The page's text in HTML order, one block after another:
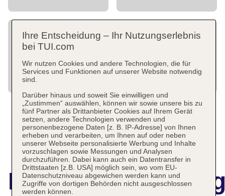
Ihre Entscheidung – Ihr Nutzungserlebnis
bei TUI.com
Wir nutzen Cookies und andere Technologien, die für
Services und Funktionen auf unserer Website notwendig
sind.
Darüber hinaus und soweit Sie einwilligen und
„Zustimmen“ auswählen, können wir sowie unsere bis zu
fünf Partner als Drittanbieter Cookies auf Ihrem Gerät
setzen, andere Technologien verwenden und
personenbezogene Daten [z. B. IP-Adresse] von Ihnen
erheben und verarbeiten, um Ihnen auf oder neben
unserer Webseite personalisierte Werbung und Inhalte
vorzuschlagen sowie Messungen und Analysen
durchzuführen. Dabei kann auch ein Datentransfer in
Drittstaaten [z.B. USA] möglich sein, wo vom EU-
Datenschutzniveau abgewichen werden kann und
Zugriffe von dortigen Behörden nicht ausgeschlossen
werden können.